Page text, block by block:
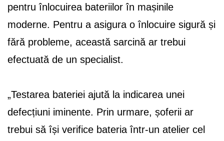
pentru înlocuirea bateriilor în mașinile
moderne. Pentru a asigura o înlocuire sigură și
fără probleme, această sarcină ar trebui
efectuată de un specialist.
„Testarea bateriei ajută la indicarea unei
defecțiuni iminente. Prin urmare, șoferii ar
trebui să își verifice bateria într-un atelier cel